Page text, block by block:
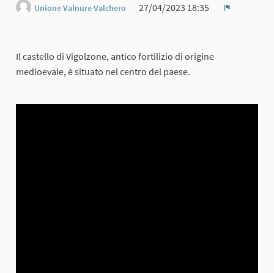
Unione Valnure Valchero
27/04/2023 18:35
Il castello di Vigolzone, antico fortilizio di origine
medioevale, è situato nel centro del paese.